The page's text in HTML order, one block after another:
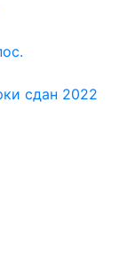
сдан 2022